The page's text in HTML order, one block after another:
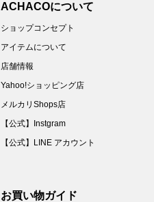
ACHACOについて
ショップコンセプト
アイテムについて
店舗情報
Yahoo!ショッピング店
メルカリShops店
【公式】Instgram
【公式】LINE アカウント
お買い物ガイド